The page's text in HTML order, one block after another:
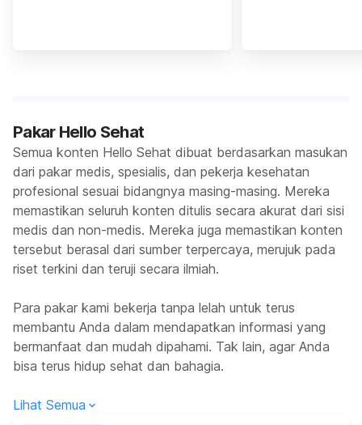
Pakar Hello Sehat
Semua konten Hello Sehat dibuat berdasarkan masukan
dari pakar medis, spesialis, dan pekerja kesehatan
profesional sesuai bidangnya masing-masing. Mereka
memastikan seluruh konten ditulis secara akurat dari sisi
medis dan non-medis. Mereka juga memastikan konten
tersebut berasal dari sumber terpercaya, merujuk pada
riset terkini dan teruji secara ilmiah.
Para pakar kami bekerja tanpa lelah untuk terus
membantu Anda dalam mendapatkan informasi yang
bermanfaat dan mudah dipahami. Tak lain, agar Anda
bisa terus hidup sehat dan bahagia.
Lihat Semua